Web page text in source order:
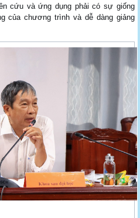
cứu và ứng dụng phải có sự giống
của chương trình và dễ dàng giảng